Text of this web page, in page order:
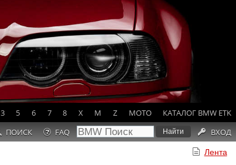
3 5 6 7 8 X M Z MOTO
КАТАЛОГ BMW ETK
ПОИСК FAQ ВХОД
Лента